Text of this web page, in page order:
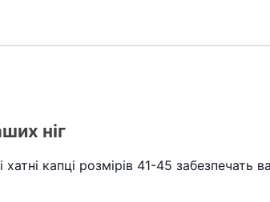
ніг
капці розмірів 41-45